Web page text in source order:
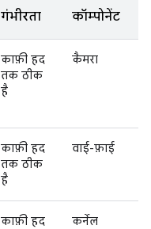
गंभीरता कॉम्पोनेंट
काफ़ी हद
तक ठीक
है
कैमरा
काफ़ी हद
तक ठीक
है
वाई-फ़ाई
काफ़ी हद
कर्नेल